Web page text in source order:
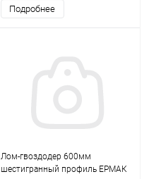
Подробнее
Лом-гвоздодер 600мм
шестигранный профиль ЕРМАК